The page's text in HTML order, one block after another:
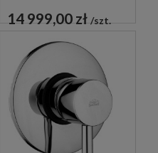
14 999,00 zł szt.